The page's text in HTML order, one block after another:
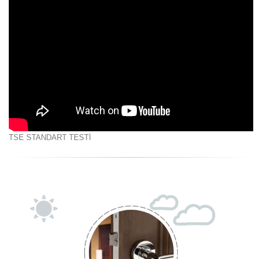
TSE STANDART TESTİ